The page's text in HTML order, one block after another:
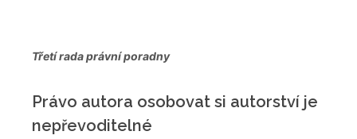
Třetí rada právní poradny
Právo autora osobovat si autorství je
nepřevoditelné